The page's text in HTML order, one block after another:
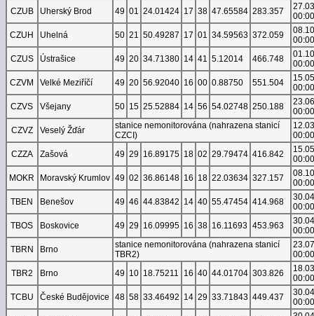
CZUB
Uherský Brod 49 01 24.01424 17 38 47.65584 283.357
00:00
CZUH
Uhelná 50 21 50.49287 17 01 34.59563 372.059
00:00
CZUS
Ústrašice 49 20 34.71380 14 41 5.12014 466.748
00:00
CZVM
Velké Meziříčí 49 20 56.92040 16 00 0.88750 551.504
00:00
CZVS
Všejany 50 15 25.52884 14 56 54.02748 250.188
00:00
CZVZ
Veselý Žďár
stanice nemonitorována (nahrazena stanicí
CZCI)
00:00
CZZA
Zašová 49 29 16.89175 18 02 29.79474 416.842
00:00
MOKR
Moravský Krumlov 49 02 36.86148 16 18 22.03634 327.157
00:00
TBEN
Benešov 49 46 44.83842 14 40 55.47454 414.968
00:00
TBOS
Boskovice 49 29 16.09995 16 38 16.11693 453.963
00:00
TBRN
Brno
stanice nemonitorována (nahrazena stanicí
TBR2)
00:00
TBR2
Brno 49 10 18.75211 16 40 44.01704 303.826
00:00
TCBU
České Budějovice 48 58 33.46492 14 29 33.71843 449.437
00:00